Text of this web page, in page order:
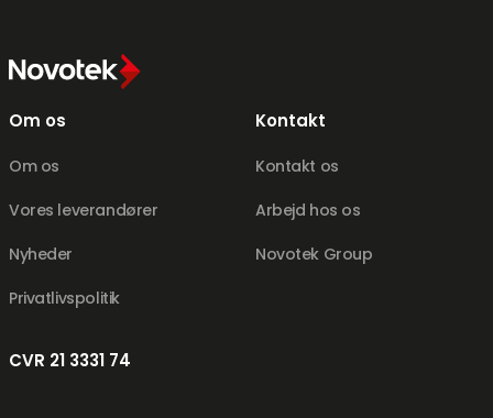
Om os
Om os
Vores leverandører
Nyheder
Privatlivspolitik
Kontakt
Kontakt os
Arbejd hos os
Novotek Group
CVR 21 3331 74